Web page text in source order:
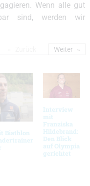
Wenn alle gut
sind, werden wir
Biathlon
Interview
mit
Franziska
Hildebrand:
Den Blick
auf Olympia
gerichtet
Weiter